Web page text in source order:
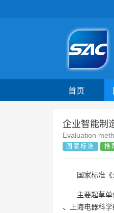
首页
企业智能制
Evaluation
国家标准 推
国家标准
主要起草单
、
上海电器科